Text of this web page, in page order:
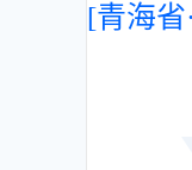
[青海省